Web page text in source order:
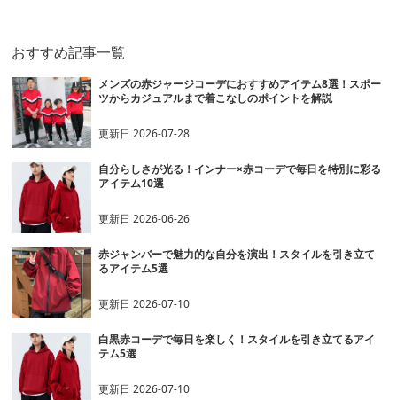
おすすめ記事一覧
メンズの赤ジャージコーデにおすすめアイテム8選！スポー
ツからカジュアルまで着こなしのポイントを解説
更新日2026-07-28
自分らしさが光る！インナー×赤コーデで毎日を特別に彩る
アイテム10選
更新日2026-06-26
赤ジャンバーで魅力的な自分を演出！スタイルを引き立て
るアイテム5選
更新日2026-07-10
白黒赤コーデで毎日を楽しく！スタイルを引き立てるアイ
テム5選
更新日2026-07-10